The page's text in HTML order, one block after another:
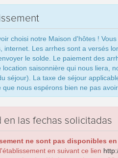
choisi notre Maison d'hôtes !
internet. Les arrhes sont a versés
le solde. Le paiement des
saisonnière qui nous liera,
séjour). La taxe de séjour
nous espérons bien ne pas
las fechas solicitadas
ne sont pas disponibles
en suivant ce lien